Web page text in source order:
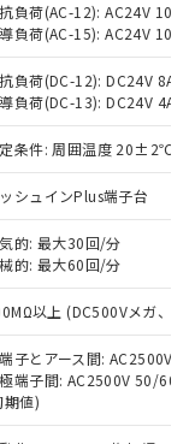
負荷(AC-12): AC24V 10A/
負荷(AC-15): AC24V
負荷(DC-12): DC24V 8A/
負荷(DC-13): DC24V 4A/
条件: 周囲温度 20±2℃、
シュインPlus端子台
的: 最大30回/分
的: 最大60回/分
以上 (DC500Vメガ、点
子とアース間: AC2500V
端子間: AC2500V 50/
期値)
意のうえ
器事業取扱
標準価格
もので
の中には、
商品もある
会結果は、
社内デー
であり、閲
庫および標
ことをご
10物質）の
を出す予
10物質）の
確認中の
物で、有
。
品として
合などや
。
以下、 カド
化ビフェニル
ルエーテル類
チルヘキシ
国RoHSの
。
国RoHSの
す。
門へお問
：
Cd(カドミウ
臭化ビフェ
うち、外国
める商品
）を輸出
務取引許
手続きを